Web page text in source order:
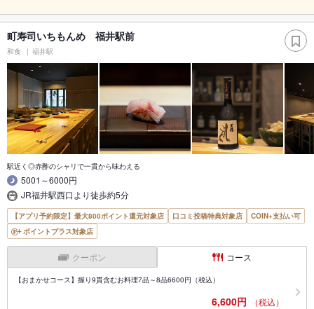
町寿司いちもんめ 福井駅前
和食 福井駅
駅近く◎赤酢のシャリで一貫から味わえる
5001～6000円
JR福井駅西口より徒歩約5分
【アプリ予約限定】最大800ポイント還元対象店 口コミ投稿特典対象店
COIN+支払い可
ポイントプラス対象店
クーポン コース
【おまかせコース】握り9貫含むお料理7品～8品6600円（税込）
6,600円 （税込）